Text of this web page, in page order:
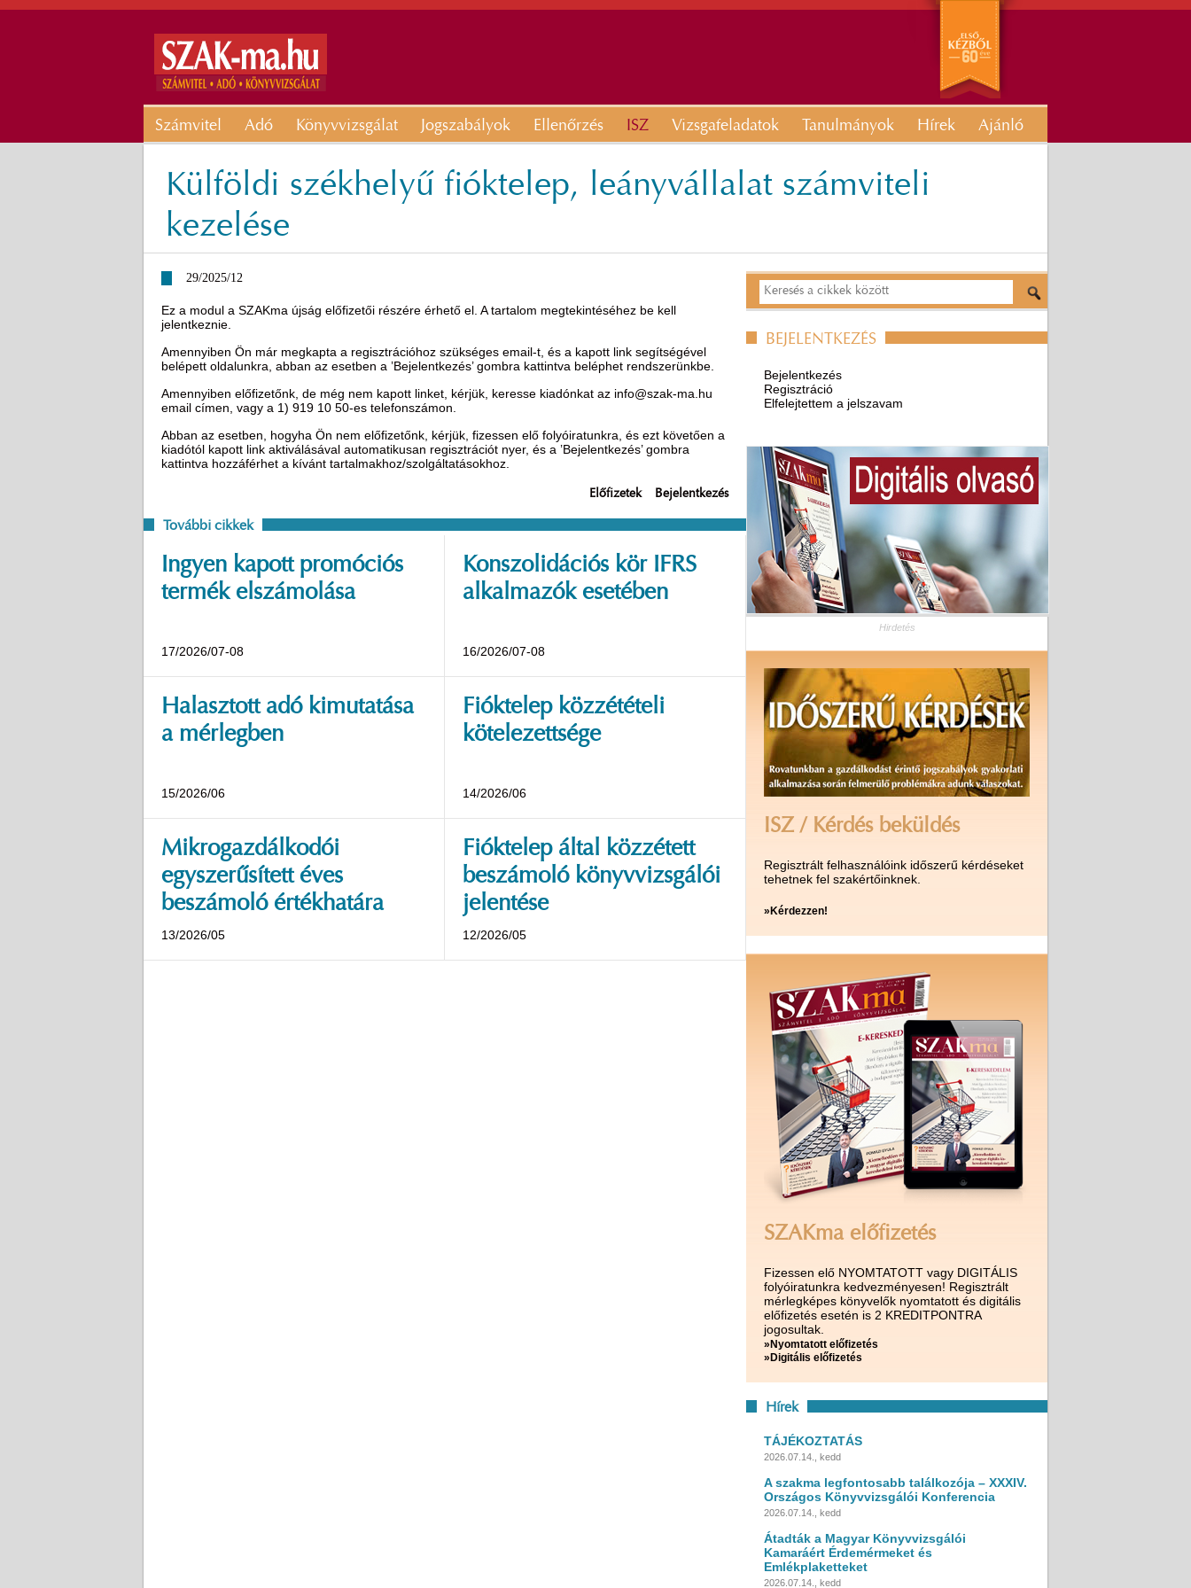
Számvitel Adó Könyvvizsgálat Jogszabályok Ellenőrzés ISZ Vizsgafeladatok Tanulmányok Hírek Ajánló
Külföldi székhelyű fióktelep, leányvállalat számviteli
kezelése
29/2025/12
Ez a modul a SZAKma újság előfizetői részére érhető el. A tartalom megtekintéséhez be kell
jelentkeznie.
Amennyiben Ön már megkapta a regisztrációhoz szükséges email-t, és a kapott link segítségével
belépett oldalunkra, abban az esetben a ’Bejelentkezés’ gombra kattintva beléphet rendszerünkbe.
Amennyiben előfizetőnk, de még nem kapott linket, kérjük, keresse kiadónkat az info@szak-ma.hu
email címen, vagy a 1) 919 10 50-es telefonszámon.
Abban az esetben, hogyha Ön nem előfizetőnk, kérjük, fizessen elő folyóiratunkra, és ezt követően a
kiadótól kapott link aktiválásával automatikusan regisztrációt nyer, és a ’Bejelentkezés’ gombra
kattintva hozzáférhet a kívánt tartalmakhoz/szolgáltatásokhoz.
Bejelentkezés
Előfizetek
További cikkek
Ingyen kapott promóciós
termék elszámolása
17/2026/07-08
Konszolidációs kör IFRS
alkalmazók esetében
16/2026/07-08
Halasztott adó kimutatása
a mérlegben
15/2026/06
Fióktelep közzétételi
kötelezettsége
14/2026/06
Mikrogazdálkodói
egyszerűsített éves
beszámoló értékhatára
13/2026/05
Fióktelep által közzétett
beszámoló könyvvizsgálói
jelentése
12/2026/05
BEJELENTKEZÉS
Bejelentkezés
Regisztráció
Elfelejtettem a jelszavam
Hirdetés
ISZ / Kérdés beküldés
Regisztrált felhasználóink időszerű kérdéseket
tehetnek fel szakértőinknek.
»Kérdezzen!
SZAKma előfizetés
Fizessen elő NYOMTATOTT vagy DIGITÁLIS
folyóiratunkra kedvezményesen! Regisztrált
mérlegképes könyvelők nyomtatott és digitális
előfizetés esetén is 2 KREDITPONTRA
jogosultak.
»Nyomtatott előfizetés
»Digitális előfizetés
Hírek
TÁJÉKOZTATÁS
2026.07.14., kedd
A szakma legfontosabb találkozója – XXXIV.
Országos Könyvvizsgálói Konferencia
2026.07.14., kedd
Átadták a Magyar Könyvvizsgálói
Kamaráért Érdemérmeket és
Emlékplaketteket
2026.07.14., kedd